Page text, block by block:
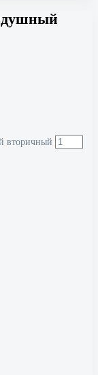
вторичный